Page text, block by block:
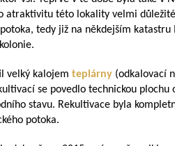
atraktivitu této lokality velmi
tedy již na někdejším katastru
velký kalojem teplárny (odkalovací
se povedlo technickou plochu
stavu. Rekultivace byla
potoka.